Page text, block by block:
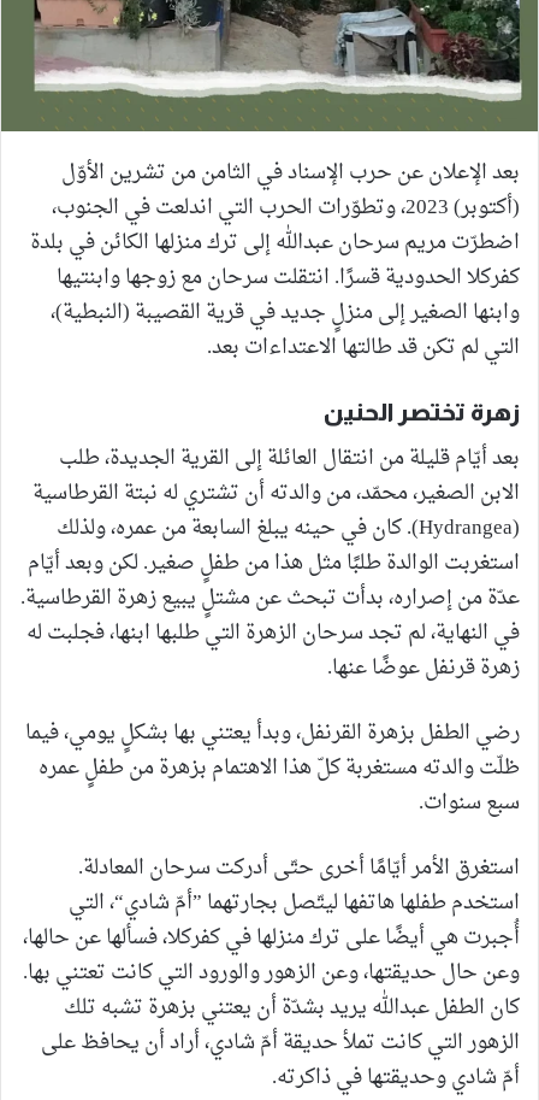
بعد الإعلان عن حرب الإسناد في الثامن من تشرين الأوّل
(أكتوبر) 2023، وتطوّرات الحرب التي اندلعت في الجنوب،
اضطرّت مريم سرحان عبدالله إلى ترك منزلها الكائن في بلدة
كفركلا الحدودية قسرًا. انتقلت سرحان مع زوجها وابنتيها
وابنها الصغير إلى منزلٍ جديد في قرية القصيبة (النبطية)،
التي لم تكن قد طالتها الاعتداءات بعد.
زهرة تختصر الحنين
بعد أيّام قليلة من انتقال العائلة إلى القرية الجديدة، طلب
الابن الصغير، محمّد، من والدته أن تشتري له نبتة القرطاسية
(Hydrangea). كان في حينه يبلغ السابعة من عمره، ولذلك
استغربت الوالدة طلبًا مثل هذا من طفلٍ صغير. لكن وبعد أيّام
عدّة من إصراره، بدأت تبحث عن مشتلٍ يبيع زهرة القرطاسية.
في النهاية، لم تجد سرحان الزهرة التي طلبها ابنها، فجلبت له
زهرة قرنفل عوضًا عنها.
رضي الطفل بزهرة القرنفل، وبدأ يعتني بها بشكلٍ يومي، فيما
ظلّت والدته مستغربة كلّ هذا الاهتمام بزهرة من طفلٍ عمره
سبع سنوات.
استغرق الأمر أيّامًا أخرى حتّى أدركت سرحان المعادلة.
استخدم طفلها هاتفها ليتّصل بجارتهما ”أمّ شادي“، التي
أُجبرت هي أيضًا على ترك منزلها في كفركلا، فسألها عن حالها،
وعن حال حديقتها، وعن الزهور والورود التي كانت تعتني بها.
كان الطفل عبدالله يريد بشدّة أن يعتني بزهرة تشبه تلك
الزهور التي كانت تملأ حديقة أمّ شادي، أراد أن يحافظ على
أمّ شادي وحديقتها في ذاكرته.